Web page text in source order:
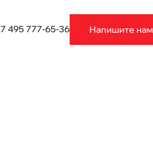
495 777-65-36 Напишите нам